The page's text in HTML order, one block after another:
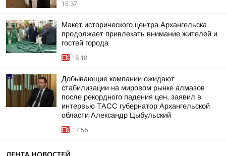
15:37
Макет исторического центра Архангельска
продолжает привлекать внимание жителей и
гостей города
18:18
Добывающие компании ожидают
стабилизации на мировом рынке алмазов
после рекордного падения цен, заявил в
интервью ТАСС губернатор Архангельской
области Александр Цыбульский
17:56